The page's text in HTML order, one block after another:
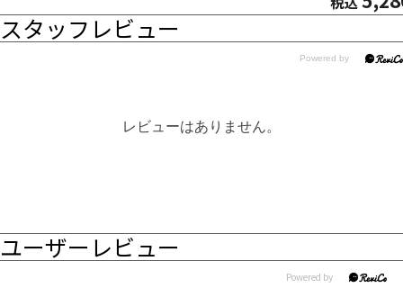
スタッフレビュー
レビューはありません。
ユーザーレビュー